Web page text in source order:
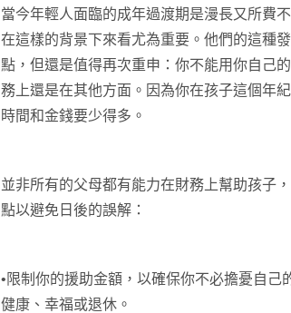
當今年輕人面臨的成年過渡期是漫長又所費
在這樣的背景下來看尤為重要。他們的這種
點，但還是值得再次重申：你不能用你自己
務上還是在其他方面。因為你在孩子這個年
時間和金錢要少得多。
並非所有的父母都有能力在財務上幫助孩子
點以避免日後的誤解：
•限制你的援助金額，以確保你不必擔憂自
健康、幸福或退休。